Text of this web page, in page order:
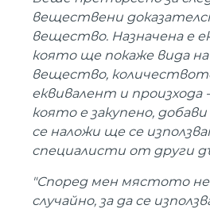
веществени
вещество. Назначена е
която ще покаже вида
вещество,
еквивалент и
която е закупено,
се наложи ще се
специалисти от други
"Според мен мястото не
случайно, за да се